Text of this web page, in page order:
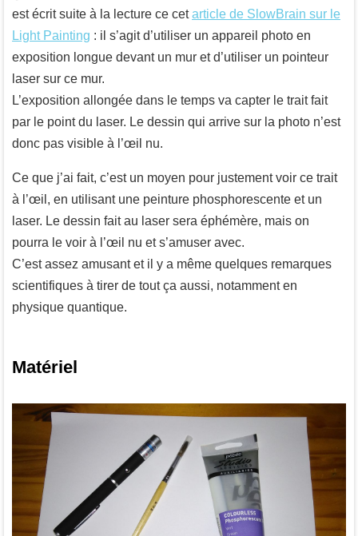
est écrit suite à la lecture ce cetarticle de SlowBrain sur le
Light Painting : il s’agit d’utiliser un appareil photo en
exposition longue devant un mur et d’utiliser un pointeur
laser sur ce mur.
L’exposition allongée dans le temps va capter le trait fait
par le point du laser. Le dessin qui arrive sur la photo n’est
donc pas visible à l’œil nu.
Ce que j’ai fait, c’est un moyen pour justement voir ce trait
à l’œil, en utilisant une peinture phosphorescente et un
laser. Le dessin fait au laser sera éphémère, mais on
pourra le voir à l’œil nu et s’amuser avec.
C’est assez amusant et il y a même quelques remarques
scientifiques à tirer de tout ça aussi, notamment en
physique quantique.
Matériel